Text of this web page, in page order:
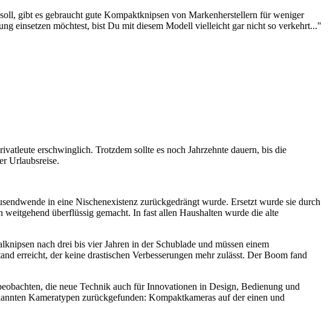
gibt es gebraucht gute Kompaktknipsen von Markenherstellern für weniger
einsetzen möchtest, bist Du mit diesem Modell vielleicht gar nicht so verkehrt..."
erschwinglich. Trotzdem sollte es noch Jahrzehnte dauern, bis die
Urlaubsreise.
in eine Nischenexistenz zurückgedrängt wurde. Ersetzt wurde sie durch
überflüssig gemacht. In fast allen Haushalten wurde die alte
nach drei bis vier Jahren in der Schublade und müssen einem
erreicht, der keine drastischen Verbesserungen mehr zulässt. Der Boom fand
die neue Technik auch für Innovationen in Design, Bedienung und
Kameratypen zurückgefunden: Kompaktkameras auf der einen und